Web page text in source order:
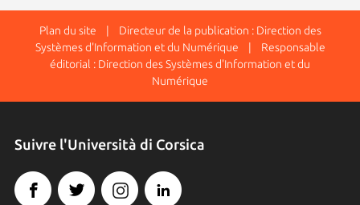
Plan du site | Directeur de la publication : Direction des
Systèmes d'Information et du Numérique | Responsable
éditorial : Direction des Systèmes d'Information et du
Numérique
Suivre l'Università di Corsica